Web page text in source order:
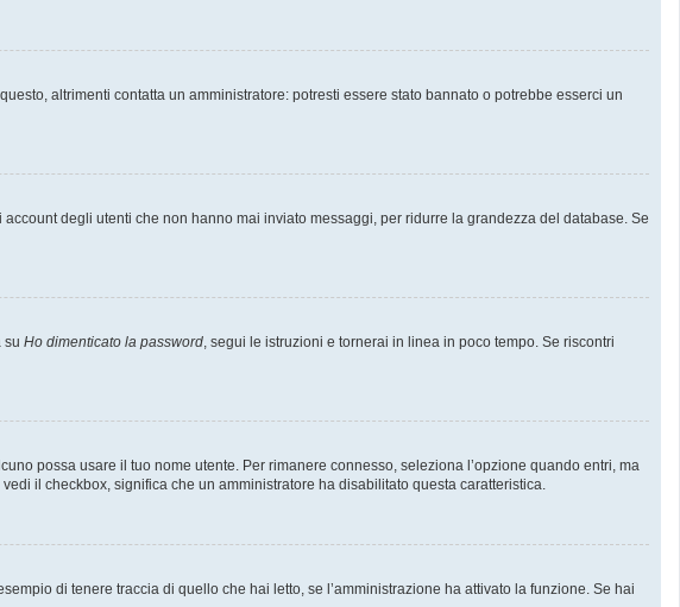
altrimenti contatta un amministratore: potresti essere stato bannato o potrebbe esserci un
degli utenti che non hanno mai inviato messaggi, per ridurre la grandezza del database. Se
su Ho dimenticato la password, segui le istruzioni e tornerai in linea in poco tempo. Se riscontri
possa usare il tuo nome utente. Per rimanere connesso, seleziona l’opzione quando entri, ma
il checkbox, significa che un amministratore ha disabilitato questa caratteristica.
di tenere traccia di quello che hai letto, se l’amministrazione ha attivato la funzione. Se hai